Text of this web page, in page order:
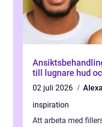
Ansiktsbehandling
till lugnare hud
02 juli 2026
inspiration
Att arbeta med